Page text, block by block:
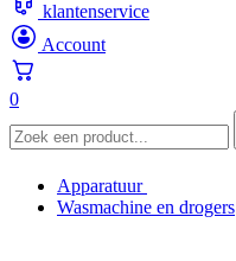
klantenservice
Account
0
Apparatuur
Wasmachine en drogers